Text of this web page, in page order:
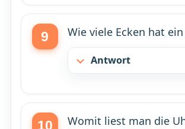
Wie viele Ecken hat
Antwort
Womit liest man die